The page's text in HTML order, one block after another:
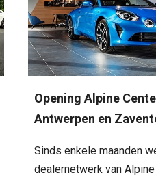
Opening Alpine
Antwerpen en
Sinds enkele maanden
dealernetwerk van